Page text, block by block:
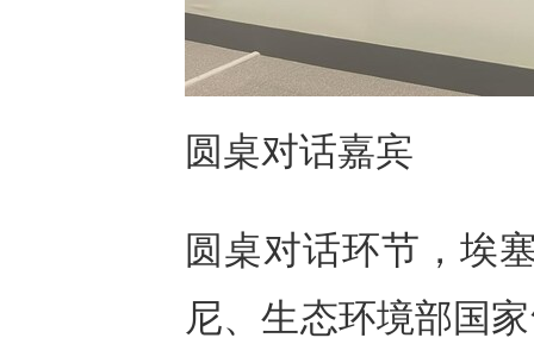
圆桌对话嘉宾
圆桌对话环节，埃
尼、生态环境部国